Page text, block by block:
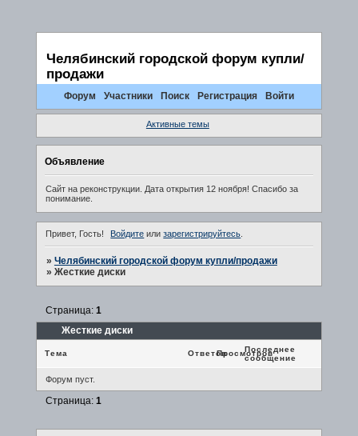
Челябинский городской форум купли/
продажи
Форум Участники Поиск Регистрация Войти
Активные темы
Объявление
Сайт на реконструкции. Дата открытия 12 ноября! Спасибо за
понимание.
Привет, Гость! Войдите илизарегистрируйтесь
» Челябинский городской форум купли/продажи
» Жесткие диски
Жесткие диски
Страница: 1
Тема ОтветовПросмотров
Последнее
сообщение
Форум пуст.
Страница: 1